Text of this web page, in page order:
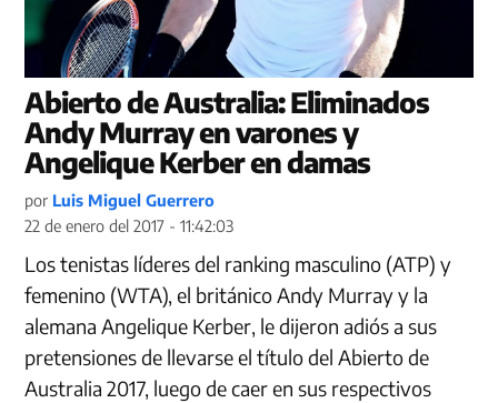
Abierto de Australia: Eliminados
Andy Murray en varones y
Angelique Kerber en damas
por Luis Miguel Guerrero
22 de enero del 2017 - 11:42:03
Los tenistas líderes del ranking masculino (ATP) y
femenino (WTA), el británico Andy Murray y la
alemana Angelique Kerber, le dijeron adiós a sus
pretensiones de llevarse el título del Abierto de
Australia 2017, luego de caer en sus respectivos